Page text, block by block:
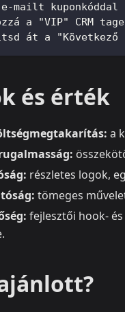
mailt kuponkóddal
a "VIP" CRM
át a "Következő
és érték
a
részletes logok,
tömeges
fejlesztői hook‑